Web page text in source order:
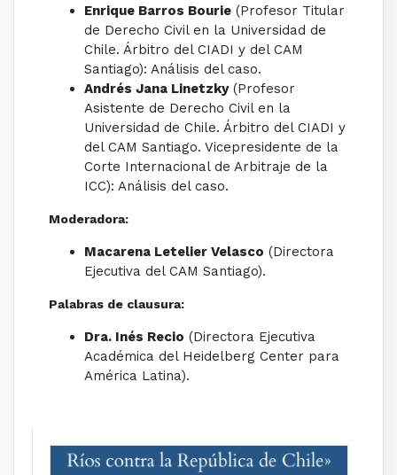
Enrique Barros Bourie(Profesor Titular
de Derecho Civil en la Universidad de
Chile. Árbitro del CIADI y del CAM
Santiago): Análisis del caso.
Andrés Jana Linetzky(Profesor
Asistente de Derecho Civil en la
Universidad de Chile. Árbitro del CIADI y
del CAM Santiago. Vicepresidente de la
Corte Internacional de Arbitraje de la
ICC): Análisis del caso.
Moderadora:
Macarena Letelier Velasco (Directora
Ejecutiva del CAM Santiago).
Palabras de clausura:
Dra. Inés Recio (Directora Ejecutiva
Académica del Heidelberg Center para
América Latina).